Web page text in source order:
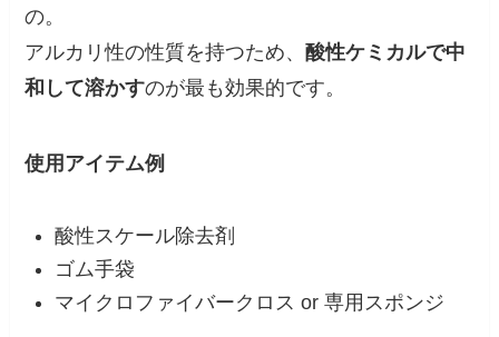
の。
アルカリ性の性質を持つため、酸性ケミカルで中
和して溶かすのが最も効果的です。
使用アイテム例
酸性スケール除去剤
ゴム手袋
マイクロファイバークロス or 専用スポンジ